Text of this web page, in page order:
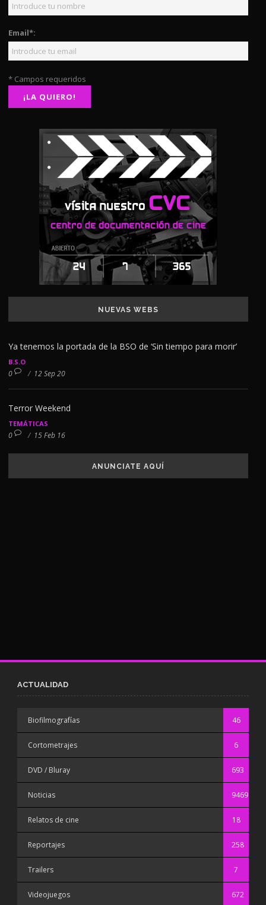
Email*:
* Campos requeridos
NUEVAS WEBS
Ya tenemos la portada de la BSO de ‘Sin tiempo para morir’
B.S.O
0 / 12 Sep 20
Terror Weekend
TEMÁTICAS
0 / 15 Feb 16
ANUNCIATE AQUÍ
ACTUALIDAD
Biofilmografías 46
Cortometrajes 6
DVD / Bluray 693
Noticias 9469
Relatos de cine 18
Reportajes 258
Trailers 7
Videojuegos 672